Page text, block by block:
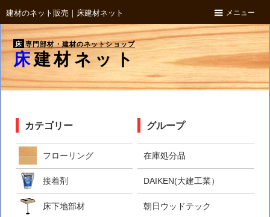
建材のネット販売｜床建材ネット メニュー
床 専門部材・建材のネットショップ
床建材ネット
カテゴリー
フローリング
接着剤
床下地部材
グループ
在庫処分品
DAIKEN(大建工業）
朝日ウッドテック